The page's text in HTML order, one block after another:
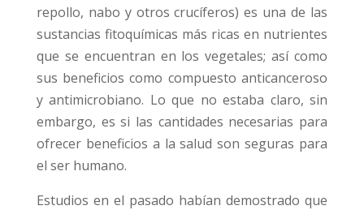
repollo, nabo y otros crucíferos) es una de las
sustancias fitoquímicas más ricas en nutrientes
que se encuentran en los vegetales; así como
sus beneficios como compuesto anticanceroso
y antimicrobiano. Lo que no estaba claro, sin
embargo, es si las cantidades necesarias para
ofrecer beneficios a la salud son seguras para
el ser humano.
Estudios en el pasado habían demostrado que